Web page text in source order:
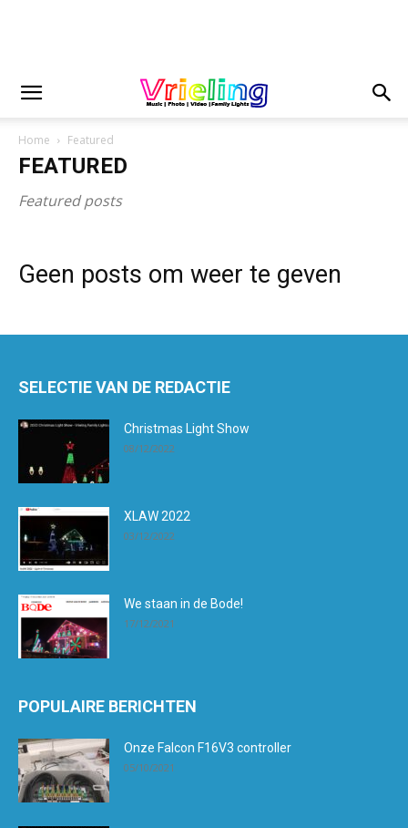
Home Featured
FEATURED
Featured posts
Geen posts om weer te geven
SELECTIE VAN DE REDACTIE
Christmas Light Show
08/12/2022
XLAW 2022
03/12/2022
We staan in de Bode!
17/12/2021
POPULAIRE BERICHTEN
Onze Falcon F16V3 controller
05/10/2021